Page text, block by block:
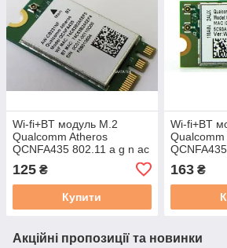
Wi-fi+BT модуль M.2
Qualcomm Atheros
QCNFA435 802.11 а g n ac
433Mbps 2,4 GHz/5GHz! 1
АНТЕНА!
125 ₴
Купити
Wi-fi+BT
Qualcomm
433Mbps
163₴
Акційні пропозиції та новинки